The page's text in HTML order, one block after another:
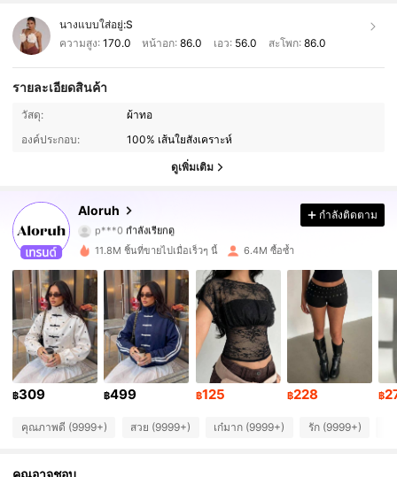
นางแบบใส่อยู่:S
ความสูง: 170.0 หน้าอก:86.0 เอว: 56.0 สะโพก: 86.0
รายละเอียดสินค้า
วัสดุ:
ผ้าทอ
องค์ประกอบ:
100% เส้นใยสังเคราะห์
ดูเพิ่มเติม
Aloruh
2.6M ผู้ติดตาม
p***0
กำลังเรียกดู
4.87
2.6M ผู้ติดตาม
4.87 2.6M ผู้ติดตาม
4.87 2.6M ผู้ติดตาม
4.87 2.6M ผู้ติดตาม
4.87 2.6M ผู้ติดตาม
กำลังติดตาม
11.8M ชิ้นที่ขายไปเมื่อเร็วๆ นี้ 6.4M ซื้อซ้ำ
฿309 ฿499 ฿125 ฿228 ฿
คุณภาพดี (9999+) สวย (9999+) เก๋มาก (9999+) รัก (9999+)
คุณอาจชอบ